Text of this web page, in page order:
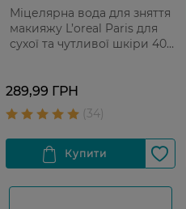
Міцелярна вода для зняття
макияжу L’oreal Paris для
сухої та чутливої шкіри 400
289,99 ГРН